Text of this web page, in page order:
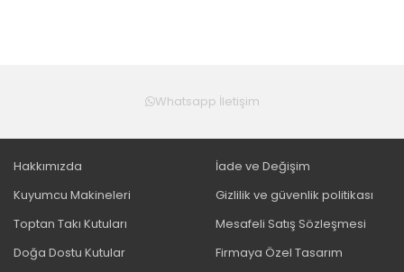
Whatsapp İletişim
Hakkımızda
Kuyumcu Makineleri
Toptan Takı Kutuları
Doğa Dostu Kutular
İade ve Değişim
Gizlilik ve güvenlik politikası
Mesafeli Satış Sözleşmesi
Firmaya Özel Tasarım